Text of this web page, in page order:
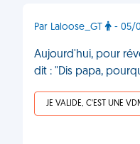
Par Laloose_GT - 05/
Aujourd'hui, pour
dit : "Dis papa,
JE VALIDE, C'EST UNE